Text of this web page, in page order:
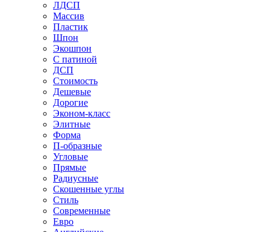
ЛДСП
Массив
Пластик
Шпон
Экошпон
С патиной
ДСП
Стоимость
Дешевые
Дорогие
Эконом-класс
Элитные
Форма
П-образные
Угловые
Прямые
Радиусные
Скошенные углы
Стиль
Современные
Евро